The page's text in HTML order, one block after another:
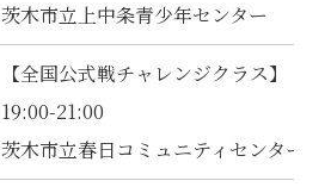
茨木市立上中条青少年センター
【全国公式戦チャレンジクラス】
19:00-21:00
茨木市立春日コミュニティセンター